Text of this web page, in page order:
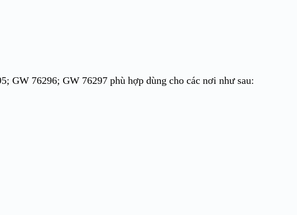
GW 76296; GW 76297 phù hợp dùng cho các nơi như sau: